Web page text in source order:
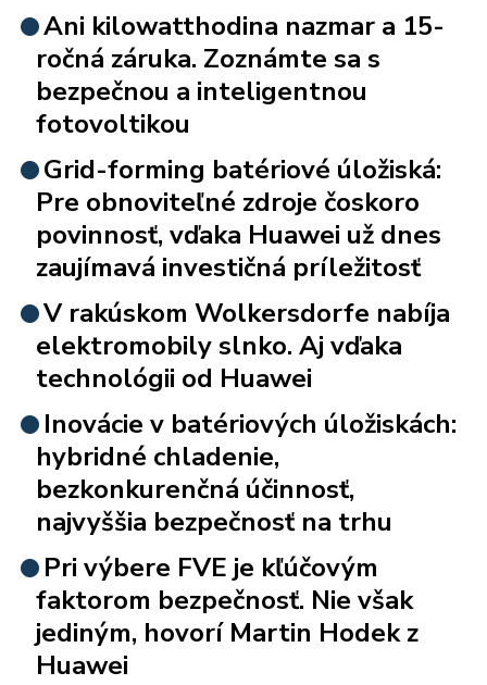
Ani kilowatthodina nazmar a 15-
ročná záruka. Zoznámte sa s
bezpečnou a inteligentnou
fotovoltikou
Grid-forming batériové úložiská:
Pre obnoviteľné zdroje čoskoro
povinnosť, vďaka Huawei už dnes
zaujímavá investičná príležitosť
V rakúskom Wolkersdorfe nabíja
elektromobily slnko. Aj vďaka
technológii od Huawei
Inovácie v batériových úložiskách:
hybridné chladenie,
bezkonkurenčná účinnosť,
najvyššia bezpečnosť na trhu
Pri výbere FVE je kľúčovým
faktorom bezpečnosť. Nie však
jediným, hovorí Martin Hodek z
Huawei